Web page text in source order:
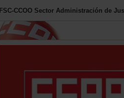
FSC-CCOO Sector Administración de